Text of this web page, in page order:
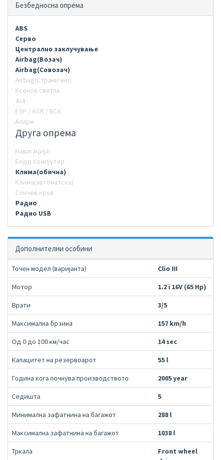
Безбедносна опрема
ABS
Серво
Централно заклучување
Airbag(Возач)
Airbag(Совозач)
Airbag(Странични)
Ксенон светла
4х4
ESP / ASR / BCA
Аларм
Друга опрема
Навигација
Борд Компјутер
Клима(обична)
Клима(автоматска)
Сончев кров
Радио
Радио USB
Дополнителни особини
Точен модел (варијанта) Clio III
Мотор 1.2 i 16V (65 Hp)
Врати 3/5
Максимална брзина 157 km/h
Од 0 до 100 км/час 14 sec
Капацитет на резервоарот 55 l
Година кога почнува производството 2005 year
Седишта 5
Минимална зафатнина на багажот 288 l
Максимална зафатнина на багажот 1038 l
Тркала
Front wheel